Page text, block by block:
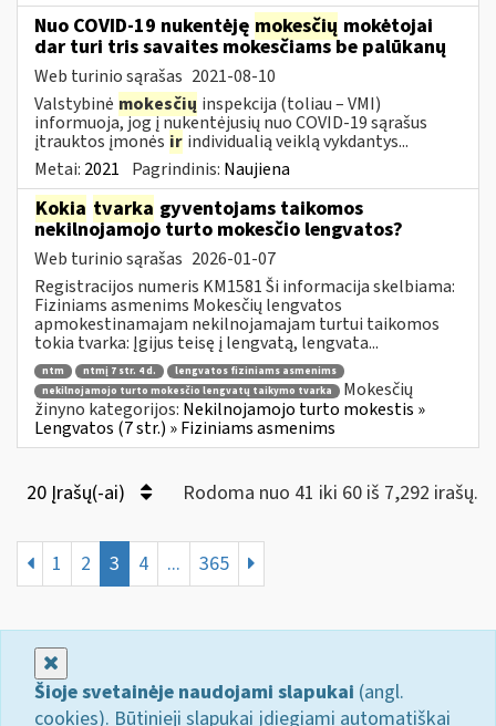
Nuo COVID-19 nukentėję mokesčių mokėtojai
dar turi tris savaites mokesčiams be palūkanų
Web turinio sąrašas 2021-08-10
Valstybinė mokesčių inspekcija (toliau – VMI)
informuoja, jog į nukentėjusių nuo COVID-19 sąrašus
įtrauktos įmonės ir individualią veiklą vykdantys...
Metai: 2021 Pagrindinis: Naujiena
Kokia tvarka gyventojams taikomos
nekilnojamojo turto mokesčio lengvatos?
Web turinio sąrašas 2026-01-07
Registracijos numeris KM1581 Ši informacija skelbiama:
Fiziniams asmenims Mokesčių lengvatos
apmokestinamajam nekilnojamajam turtui taikomos
tokia tvarka: Įgijus teisę į lengvatą, lengvata...
ntm ntmį 7 str. 4 d.
lengvatos fiziniams asmenims
nekilnojamojo turto mokesčio lengvatų taikymo tvarka
Mokesčių
žinyno kategorijos: Nekilnojamojo turto mokestis »
Lengvatos (7 str.) » Fiziniams asmenims
20 Įrašų(-ai) Rodoma nuo 41 iki 60 iš 7,292 irašų.
1 2 3 4 ... 365
Šioje svetainėje naudojami slapukai (angl.
cookies). Būtinieji slapukai įdiegiami automatiškai